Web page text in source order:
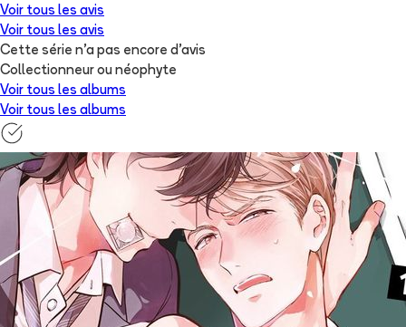
Voir tous les avis
Voir tous les avis
Cette série n'a pas encore d'avis
Collectionneur ou néophyte
Voir tous les albums
Voir tous les albums